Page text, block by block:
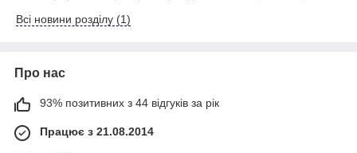
Всі новини розділу (1)
Про нас
93% позитивних з 44 відгуків за рік
Працює з 21.08.2014